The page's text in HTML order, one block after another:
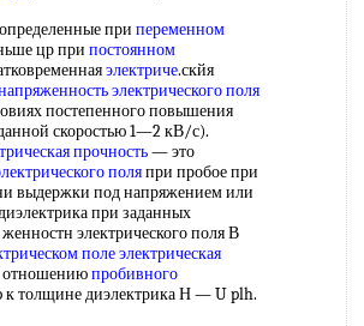
при переменном
цр при постоянном
электриче.скйя
электрического поля
постепенного повышения
скоростью 1—2 кВ/с).
прочность— это
поляпри пробое при
выдержки под напряжением или
при заданных
электрического поля В
полеэлектрическая
отношениюпробивного
толщине диэлектрика Н — U plh.